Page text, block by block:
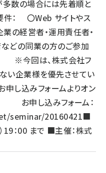
数の場合には先着順と
件： 〇Web サイトやス
の経営者・運用責任者・
の同業の方のご参加
※今回は、株式会社フ
い企業様を優先させてい
申し込みフォームよりオン
お申し込みフォーム：
seminar/20160421■
19：00 まで ■主催：株式